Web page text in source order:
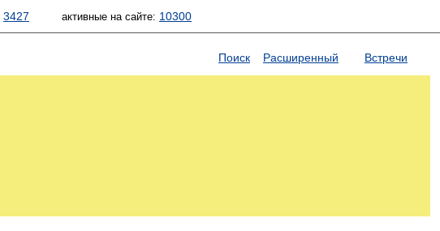
3427 активные на сайте: 10300
Поиск Расширенный Встречи